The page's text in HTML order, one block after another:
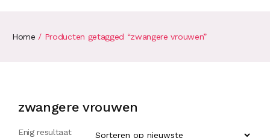
Home / Producten getagged “zwangere vrouwen”
zwangere vrouwen
Enig resultaat